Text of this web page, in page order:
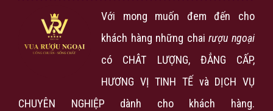
Với mong muốn đem đến cho
khách hàng những chairượu ngoại
có CHÂT LƯỢNG, ĐẲNG CẤP,
HƯƠNG VỊ TINH TẾ và DỊCH VỤ
CHUYÊN NGHIỆP dành cho khách hàng.